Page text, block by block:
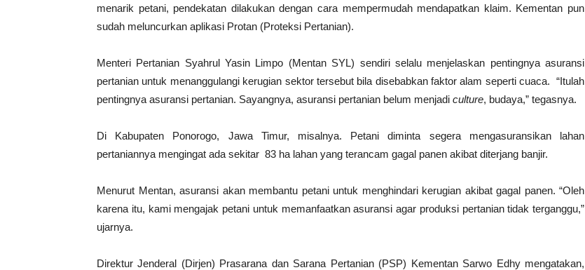
menarik petani, pendekatan dilakukan dengan cara mempermudah mendapatkan klaim. Kementan pun
sudah meluncurkan aplikasi Protan (Proteksi Pertanian).
Menteri Pertanian Syahrul Yasin Limpo (Mentan SYL) sendiri selalu menjelaskan pentingnya asuransi
pertanian untuk menanggulangi kerugian sektor tersebut bila disebabkan faktor alam seperti cuaca. “Itulah
pentingnya asuransi pertanian. Sayangnya, asuransi pertanian belum menjadi culture, budaya,” tegasnya.
Di Kabupaten Ponorogo, Jawa Timur, misalnya. Petani diminta segera mengasuransikan lahan
pertaniannya mengingat ada sekitar 83 ha lahan yang terancam gagal panen akibat diterjang banjir.
Menurut Mentan, asuransi akan membantu petani untuk menghindari kerugian akibat gagal panen. “Oleh
karena itu, kami mengajak petani untuk memanfaatkan asuransi agar produksi pertanian tidak terganggu,”
ujarnya.
Direktur Jenderal (Dirjen) Prasarana dan Sarana Pertanian (PSP) Kementan Sarwo Edhy mengatakan,